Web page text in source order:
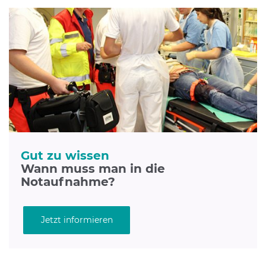
Gut zu wissen
Wann muss man in die
Notaufnahme?
Jetzt informieren